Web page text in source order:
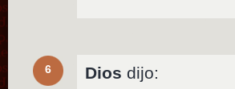
6 Dios dijo: